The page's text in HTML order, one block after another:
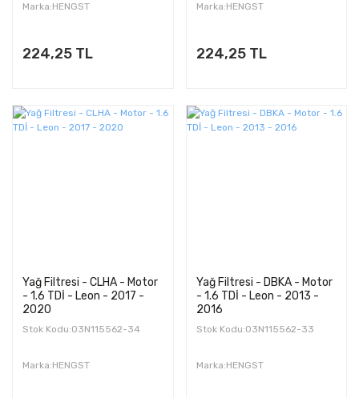
Marka:HENGST
224,25 TL
Marka:HENGST
224,25 TL
Yağ Filtresi - CLHA - Motor
- 1.6 TDİ - Leon - 2017 -
2020
Stok Kodu:03N115562-34
Marka:HENGST
Yağ Filtresi - DBKA - Motor
- 1.6 TDİ - Leon - 2013 -
2016
Stok Kodu:03N115562-33
Marka:HENGST